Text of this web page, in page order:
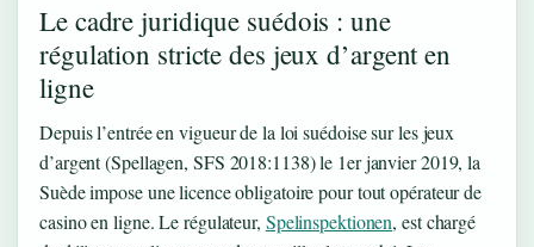
Le cadre juridique suédois : une
régulation stricte des jeux d’argent en
ligne
Depuis l’entrée en vigueur de la loi suédoise sur les jeux
d’argent (Spellagen, SFS 2018:1138) le 1er janvier 2019, la
Suède impose une licence obligatoire pour tout opérateur de
casino en ligne. Le régulateur, Spelinspektionen, est chargé